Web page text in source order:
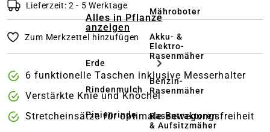
Alles in Pflanze
anzeigen
Erde
Rindenmulch
Pinienrinde
Mähroboter
Akku- &
Elektro-
Rasenmäher
Benzin-
Rasenmäher
Rasentraktoren
& Aufsitzmäher
Lieferzeit: 2 - 5 Werktage
Zum Merkzettel hinzufügen
6 funktionelle Taschen inklusive Messerhalter
Verstärkte Knie und Knöchel
Stretcheinsätze für optimale Bewegungsfreiheit